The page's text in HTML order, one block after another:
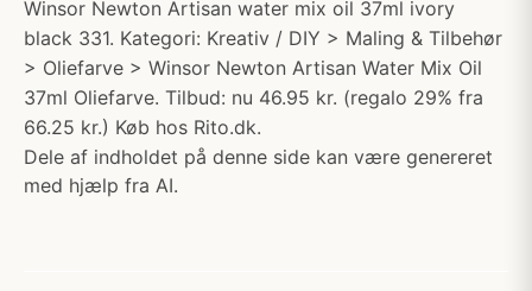
Winsor Newton Artisan water mix oil 37ml ivory
black 331. Kategori: Kreativ / DIY > Maling & Tilbehør
> Oliefarve > Winsor Newton Artisan Water Mix Oil
37ml Oliefarve. Tilbud: nu 46.95 kr. (regalo 29% fra
66.25 kr.) Køb hos Rito.dk.
Dele af indholdet på denne side kan være genereret
med hjælp fra AI.